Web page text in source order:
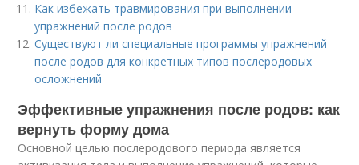
Как избежать травмирования при выполнении
упражнений после родов
Существуют ли специальные программы упражнений
после родов для конкретных типов послеродовых
осложнений
Эффективные упражнения после родов: как
вернуть форму дома
Основной целью послеродового периода является